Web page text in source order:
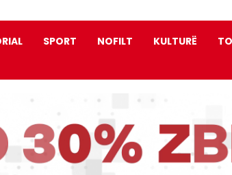
SPORT NOFILT KULTURË